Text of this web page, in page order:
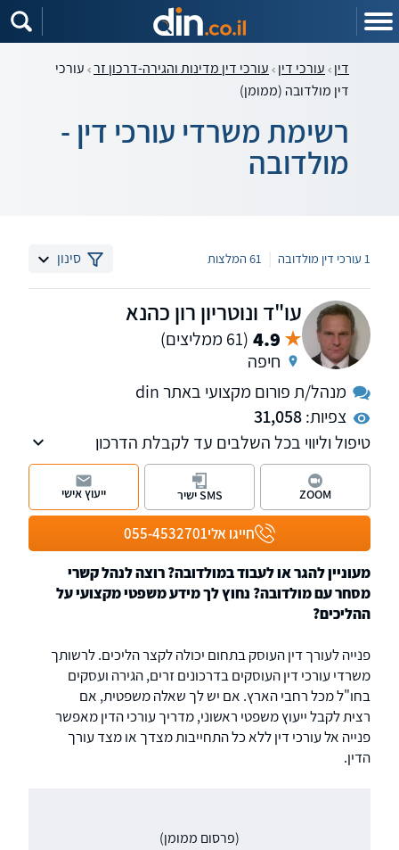
דין עורכי דין עורכי דין מדינות והגירה-דרכון זר עורכי
דין מולדובה (ממומן)
רשימת משרדי עורכי דין -
מולדובה
1 עורכי דין מולדובה 61 המלצות סינון
עו"ד ונוטריון רון כהנא
4.9 (61 ממליצים)
חיפה
מנהל/ת פורום מקצועי באתר din
צפיות:31,058
טיפול וליווי בכל השלבים עד לקבלת הדרכון
האירופאי. איתור מסמכים ותעודות באופן ישיר בכל
רחבי אירופה. השירות ניתן בכל רחבי הארץ.
חייגו אלי055-4532701
ZOOM SMS ישיר ייעוץ אישי
מעוניין להגר או לעבוד במולדובה? רוצה לנהל קשרי
מסחר עם מולדובה? נחוץ לך מידע משפטי מקצועי על
ההליכים?
פנייה לעורך דין העוסק בתחום יכולה לקצר הליכים. לרשותך
משרדי עורכי דין העוסקים בדרכונים זרים, הגירה ועסקים
בחו"ל מכל רחבי הארץ. אם יש לך שאלה משפטית, אם
רצית לקבל ייעוץ משפטי ראשוני, מדריך עורכי הדין מאפשר
פנייה אל עורכי דין ללא כל התחייבות מצדך או מצד עורך
הדין.
(פרסום ממומן)